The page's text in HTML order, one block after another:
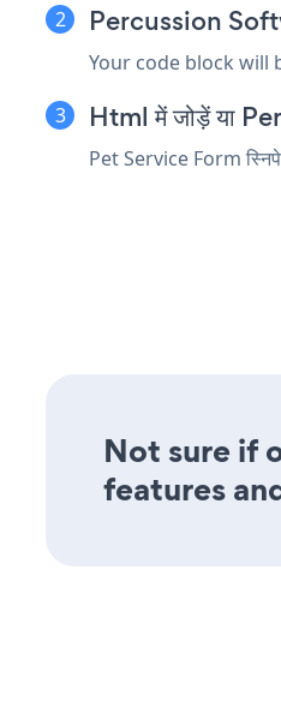
Percussion
Your code block will
Html में जोड़ें या
Pet Service Form
Not sure if
features